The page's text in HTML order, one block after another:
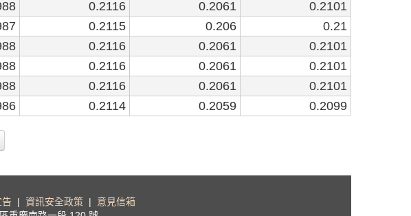
0.2116 0.2061
0.2101
0.2115 0.206
0.21
0.2116 0.2061
0.2101
0.2116 0.2061
0.2101
0.2116 0.2061
0.2101
0.2114 0.2059 0.2099
告 | 資訊安全政策 | 意見信箱